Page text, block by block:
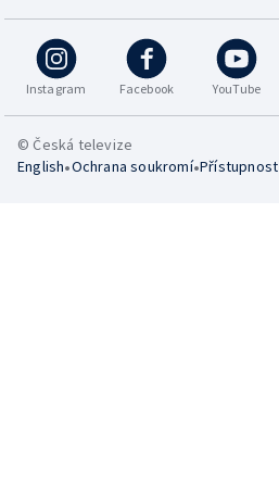
Instagram Facebook YouTube
© Česká televize
English•Ochrana soukromí•Přístupnost